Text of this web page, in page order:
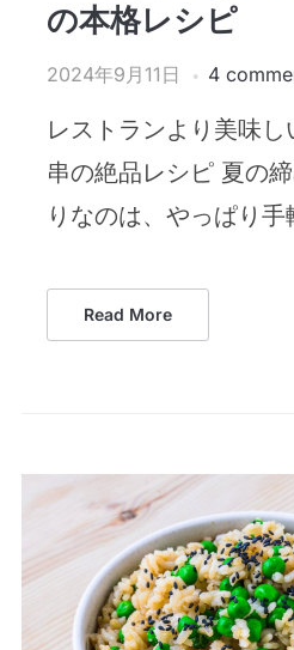
の本格レシピ
2024年9月11日 4
レストランより美味
串の絶品レシピ 夏の
りなのは、やっぱり
Read More